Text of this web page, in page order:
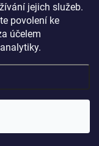
jejich služeb.
povolení ke
účelem